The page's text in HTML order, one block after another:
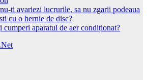
ti avariezi lucrurile, sa nu zgarii podeaua
cu o hernie de disc?
cumperi aparatul de aer condiționat?